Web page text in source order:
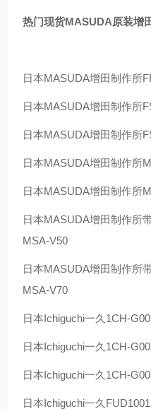
热门现货MASUDA原装增
日本MASUDA增田制作所
日本MASUDA增田制作所
日本MASUDA增田制作所
日本MASUDA增田制作所
日本MASUDA增田制作所
日本MASUDA增田制作所
MSA-V50
日本MASUDA增田制作所
MSA-V70
日本Ichiguchi一久 1CH-
日本Ichiguchi一久 1CH-
日本Ichiguchi一久 1CH-
日本Ichiguchi一久